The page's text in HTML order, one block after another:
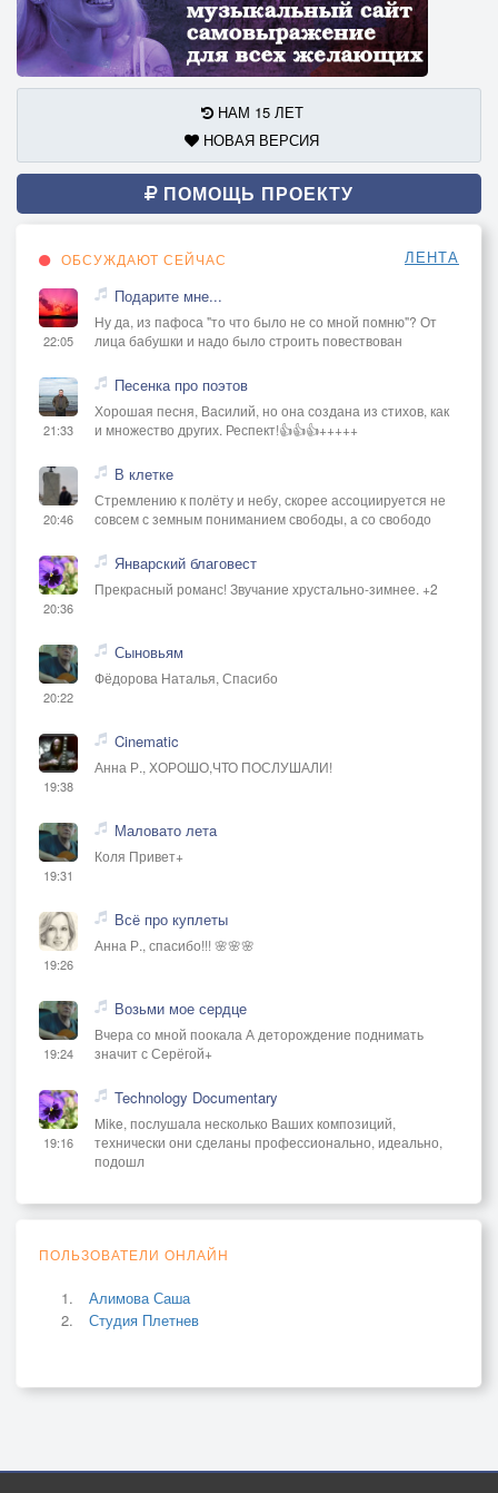
НАМ 15 ЛЕТ
НОВАЯ ВЕРСИЯ
ПОМОЩЬ ПРОЕКТУ
ОБСУЖДАЮТ СЕЙЧАС ЛЕНТА
22:05
Подарите мне...
Ну да, из пафоса "то что было не со мной помню"? От
лица бабушки и надо было строить повествован
21:33
Песенка про поэтов
Хорошая песня, Василий, но она создана из стихов, как
и множество других. Респект!👍👍👍+++++
20:46
В клетке
Стремлению к полёту и небу, скорее ассоциируется не
совсем с земным пониманием свободы, а со свободо
20:36
Январский благовест
Прекрасный романс! Звучание хрустально-зимнее. +2
20:22
Сыновьям
Фёдорова Наталья, Спасибо
19:38
Cinematic
Анна Р., ХОРОШО,ЧТО ПОСЛУШАЛИ!
19:31
Маловато лета
Коля Привет+
19:26
Всё про куплеты
Анна Р., спасибо!!! 🌸🌸🌸
19:24
Возьми мое сердце
Вчера со мной поокала А деторождение поднимать
значит с Серёгой+
19:16
Technology Documentary
Mike, послушала несколько Ваших композиций,
технически они сделаны профессионально, идеально,
подошл
ПОЛЬЗОВАТЕЛИ ОНЛАЙН
Алимова Саша
Студия Плетнев